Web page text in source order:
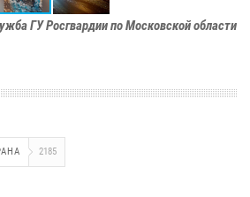
ГУ Росгвардии по Московской области
2185